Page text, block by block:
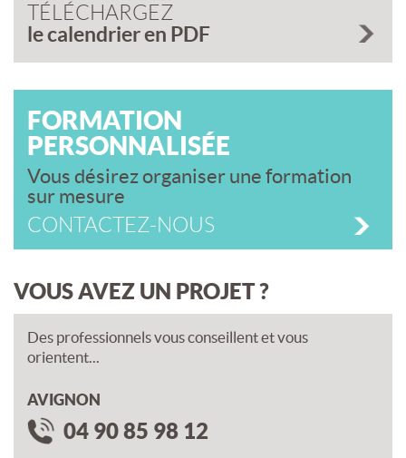
TÉLÉCHARGEZ
le calendrier en PDF
FORMATION
PERSONNALISÉE
Vous désirez organiser une formation
sur mesure
CONTACTEZ-NOUS
VOUS AVEZ UN PROJET ?
Des professionnels vous conseillent et vous
orientent...
AVIGNON
04 90 85 98 12